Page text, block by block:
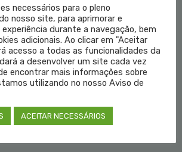
Médica
necessários para o pleno
nosso site, para aprimorar e
durante a navegação, bem
adicionais. Ao clicar em "Aceitar
acesso a todas as funcionalidades da
a desenvolver um site cada vez
encontrar mais informações sobre
utilizando no nosso Aviso de
ACEITAR NECESSÁRIOS